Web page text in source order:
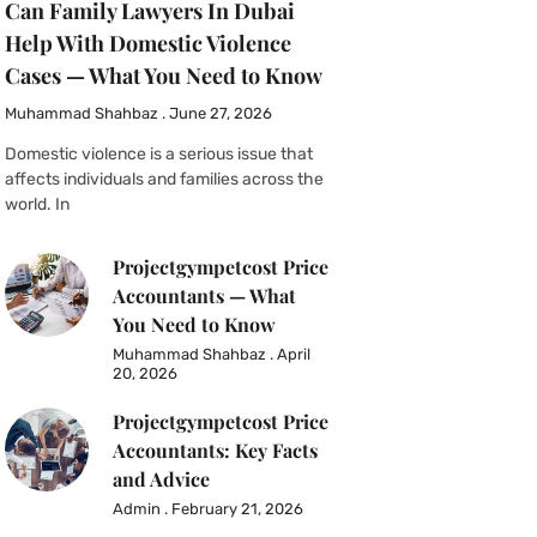
Can Family Lawyers In Dubai
Help With Domestic Violence
Cases — What You Need to Know
Muhammad Shahbaz June 27, 2026
Domestic violence is a serious issue that
affects individuals and families across the
world. In
Projectgympetcost Price
Accountants — What
You Need to Know
Muhammad Shahbaz April
20, 2026
Projectgympetcost Price
Accountants: Key Facts
and Advice
Admin February 21, 2026